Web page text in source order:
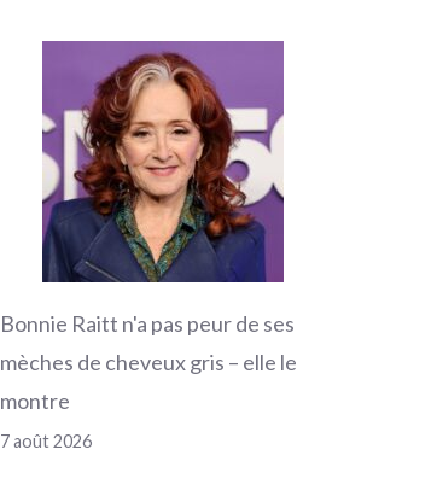
Bonnie Raitt n'a pas peur de ses
mèches de cheveux gris – elle le
montre
7 août 2026